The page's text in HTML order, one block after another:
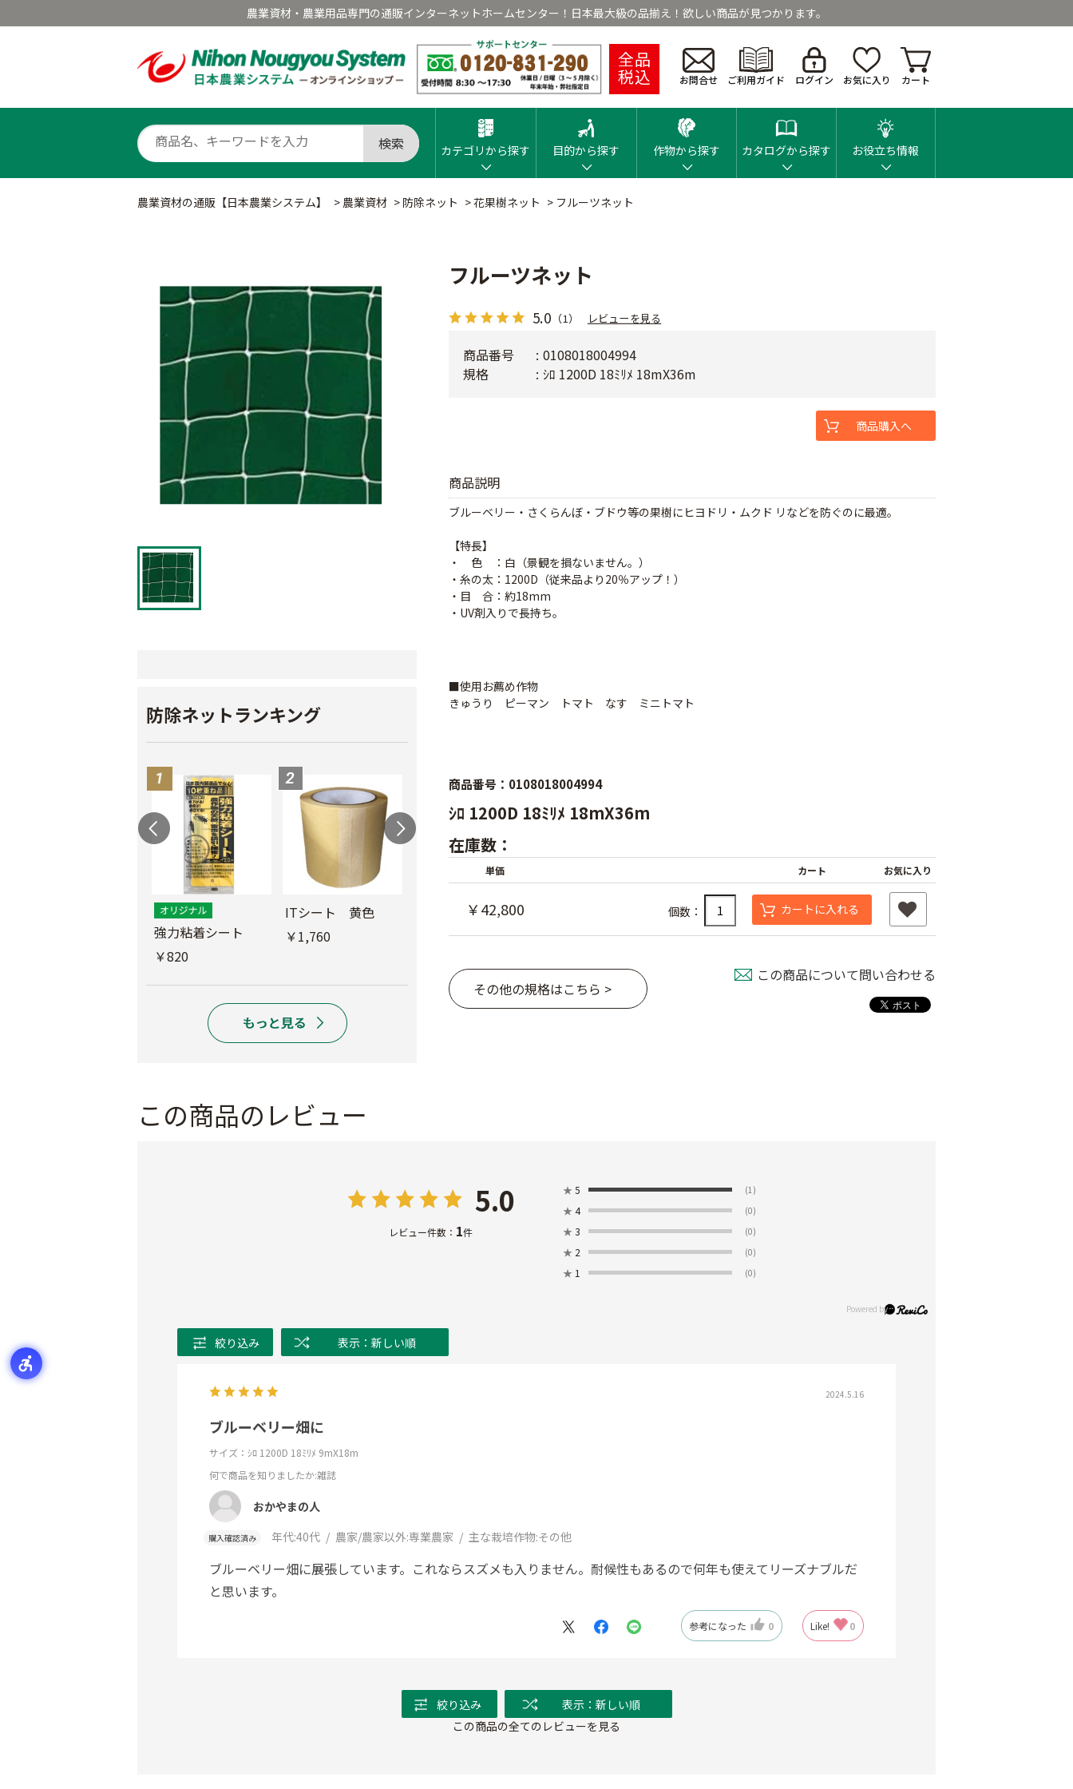
農業資材・農業用品専門の通販インターネットホームセンター！日本最大級の品揃え！欲しい商品が見つかります。
全品
税込 お問合せ ご利用ガイド ログイン お気に入り カート
検索 カテゴリから探す 目的から探す 作物から探す カタログから探す お役立ち情報
農業資材の通販【日本農業システム】 > 農業資材 > 防除ネット >花果樹ネット > フルーツネット
防除ネットランキング
強力粘着シート
￥820
ITシート 黄色
￥1,760
防風網 青
￥8,480
￥620
サンシャインファス
ナーネット
ムシコンテープ（シ
￥950
フルーツネット
5.0 （1） レビューを見る
商品説明
ブルーベリー・さくらんぼ・ブドウ等の果樹にヒヨドリ・ムクド リなどを防ぐのに最適。
【特長】
・ 色 ：白（景観を損ないません。）
・糸の太：1200D（従来品より20％アップ！）
・目 合：約18mm
・UV剤入りで長持ち。
■使用お薦め作物
きゅうり ピーマン トマト なす ミニトマト
商品番号
0108018004994
規格
ｼﾛ 1200D 18ﾐﾘﾒ 18mX36m
商品購入へ
商品番号：0108018004994
ｼﾛ 1200D 18ﾐﾘﾒ 18mX36m
在庫数：
単価 カート お気に入り
￥42,800 個数： カートに入れる
その他の規格はこちら >
この商品について問い合わせる
この商品のレビュー
5.0
レビュー件数： 1件
★ 5 (1)
★ 4 (0)
★ 3 (0)
★ 2 (0)
★ 1 (0)
絞り込み 表示：新しい順
2024.5.16
ブルーベリー畑に
サイズ：ｼﾛ 1200D 18ﾐﾘﾒ 9mX18m
何で商品を知りましたか:雑誌
おかやまの人
購入確認済み 年代:40代 農家/農家以外:専業農家 主な栽培作物:その他
ブルーベリー畑に展張しています。これならスズメも入りません。耐候性もあるので何年も使えてリーズナブルだ
と思います。
参考になった 0 Like! 0
絞り込み
表示：新しい順
この商品の全てのレビューを見る